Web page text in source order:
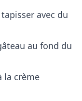
avec du
au fond du
la crème